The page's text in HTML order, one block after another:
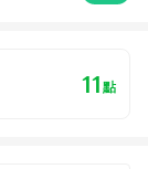
11點